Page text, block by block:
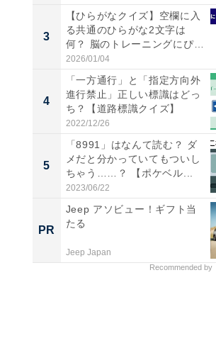
3
【ひらがなクイズ】空欄に入
る共通のひらがな2文字は
何？ 脳のトレーニングにぴっ
た...
2026/01/04
4
「一方通行」と「指定方向外
進行禁止」正しい標識はどっ
ち？【道路標識クイズ】
2022/12/26
5
「8991」はなんて読む？ ダ
メだと分かっていてもついし
ちゃう……？ 【ポケベル...
2023/06/22
PR
Jeep アソビュー！ギフト当
たる
Jeep Japan
Recommended by